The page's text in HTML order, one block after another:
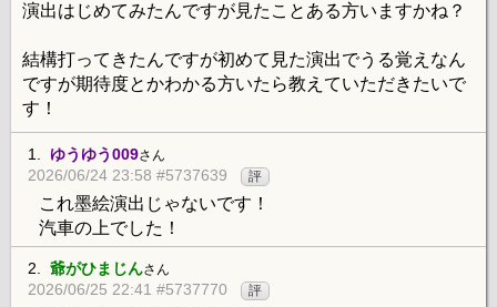
演出はじめてみたんですが見たことある方いますかね？
結構打ってきたんですが初めて見た演出でうる覚えなん
ですが期待度とかわかる方いたら教えていただきたいで
す！
1. ゆうゆう009さん
2026/06/24 23:58 #5737639 評
これ墨絵演出じゃないです！
汽車の上でした！
2. 爺がひまじんさん
2026/06/25 22:41 #5737770 評